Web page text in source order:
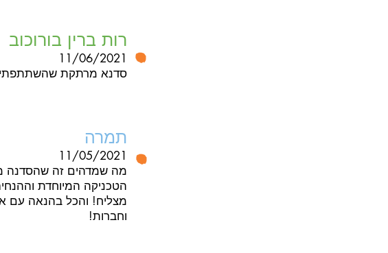
רות ברין בורוכוב
11/06/2021
סדנא מרתקת
תמרה
11/05/2021
מה שמדהים זה שהסדנה
הטכניקה המיוחדת
מצליח! והכל בהנאה עם
וחברות!